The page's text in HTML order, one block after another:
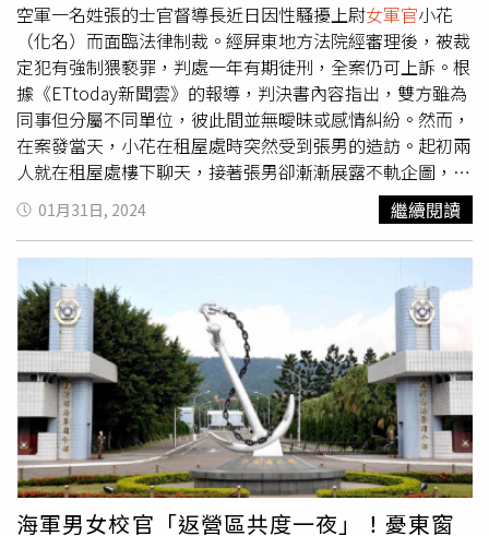
空軍一名姓張的士官督導長近日因性騷擾上尉女軍官小花
（化名）而面臨法律制裁。經屏東地方法院經審理後，被裁
定犯有強制猥褻罪，判處一年有期徒刑，全案仍可上訴。根
據《ETtoday新聞雲》的報導，判決書內容指出，雙方雖為
同事但分屬不同單位，彼此間並無曖昧或感情糾紛。然而，
在案發當天，小花在租屋處時突然受到張男的造訪。起初兩
人就在租屋處樓下聊天，接著張男卻漸漸展露不軌企圖，提
出要上樓坐坐，雖然小花感到不安，卻礙於情面無奈地同
意，將其帶上樓。然而，一到樓上，張男趁著兩人在租屋處
共處一室的機會，多次毛手毛腳、伸手觸碰小花的私密處，
並口手並用進行性侵犯，儘管小花不斷拒絕，面對小花的反
抗，張男不但沒有停手，反而持續進行不法行為，直到小花
拜託軍中學長幫忙，才成功制止了張男的行為。小花成功掙
脫狼爪後，以軍中朋友來訪為由趕走張男，隨即前往派出所
報案提告張男、進行驗傷。次日，她竟還接到張男元配的電
話，請求她撤告，不要將張男告上法院。在法院上，張男事
後辯稱，當時並沒有感受到小花對肢體接觸有拒絕，氣氛也
因此兩人共處一室變得更加微妙，才會再進一步，直到對方
明確表示「不可以」，他才停手。然而，屏東地方法院審理
後認為，小花與朋友的對話、身心科就診的紀錄，以及案發
01月31日, 2024 繼續閱讀
海軍男女校官「返營區共度一夜」！憂東窗